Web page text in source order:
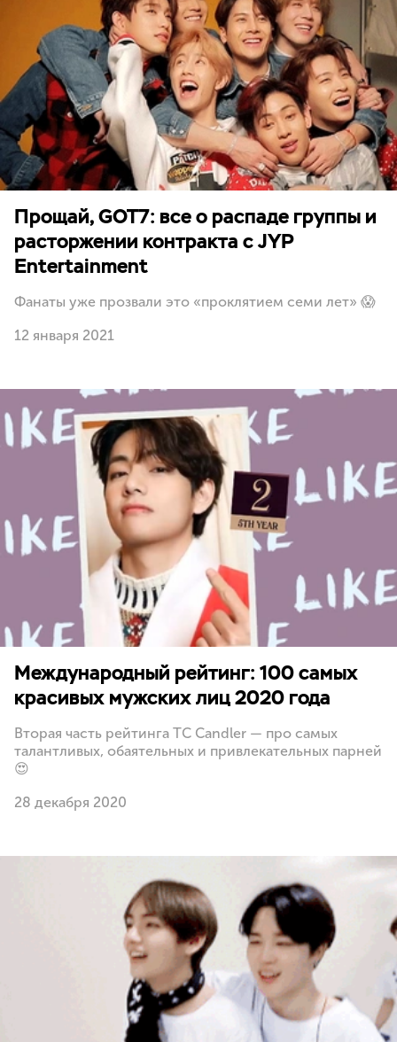
Прощай, GOT7: все о распаде группы и
расторжении контракта с JYP
Entertainment
Фанаты уже прозвали это «проклятием семи лет» 😱
12 января 2021
Международный рейтинг: 100 самых
красивых мужских лиц 2020 года
Вторая часть рейтинга TC Candler — про самых
талантливых, обаятельных и привлекательных парней
😍
28 декабря 2020